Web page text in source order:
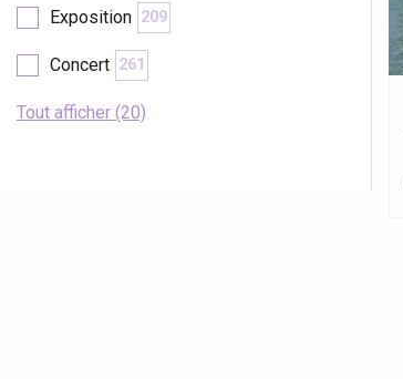
Exposition 209
Concert 261
Tout afficher (20)